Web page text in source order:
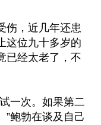
伤，近几年还患
这位九十多岁的
已经太老了，不
一次。如果第二
”鲍勃在谈及自己